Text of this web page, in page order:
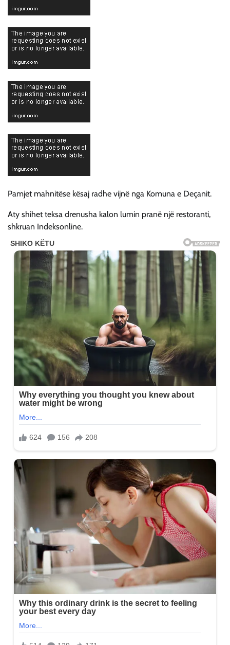
Pamjet mahnitëse kësaj radhe vijnë nga Komuna e Deçanit.
Aty shihet teksa drenusha kalon lumin pranë një restoranti,
shkruan Indeksonline.